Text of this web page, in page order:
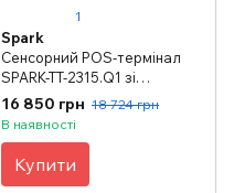
1
Spark
Сенсорний POS-термінал
SPARK-TT-2315.Q1 зі
зчитувачем магнітних карт
16 850 грн 18 724 грн
В наявності
Купити